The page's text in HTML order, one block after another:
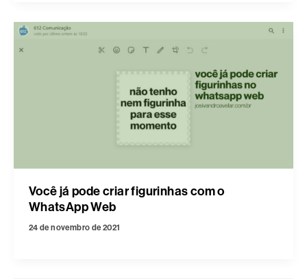
Você já pode criar figurinhas com o
WhatsApp Web
24 de novembro de 2021